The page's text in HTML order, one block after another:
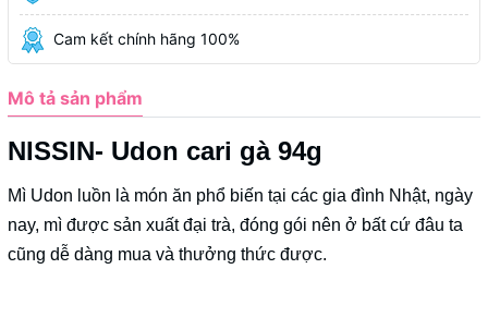
Cam kết chính hãng 100%
Mô tả sản phẩm
NISSIN- Udon cari gà 94g
Mì Udon luồn là món ăn phổ biến tại các gia đình Nhật, ngày
nay, mì được sản xuất đại trà, đóng gói nên ở bất cứ đâu ta
cũng dễ dàng mua và thưởng thức được.